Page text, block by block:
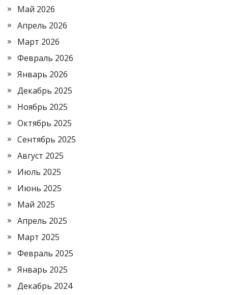
Май 2026
Апрель 2026
Март 2026
Февраль 2026
Январь 2026
Декабрь 2025
Ноябрь 2025
Октябрь 2025
Сентябрь 2025
Август 2025
Июль 2025
Июнь 2025
Май 2025
Апрель 2025
Март 2025
Февраль 2025
Январь 2025
Декабрь 2024